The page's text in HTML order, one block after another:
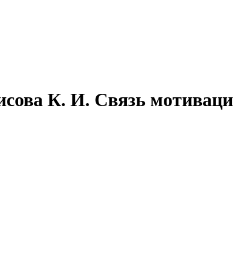
К. И. Связь